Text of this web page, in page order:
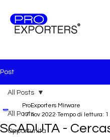
Post
All Posts
Opportunità
All Posts
SCADUTA -
ProExporters Mirware
17 nov 2022 Tempo di lettura: 1